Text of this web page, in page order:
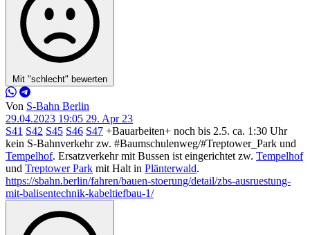
Mit "schlecht" bewerten
Von S-Bahn Berlin
29.04.2023 19:05 29. Apr 23
S41 S42 S45 S46 S47 +Bauarbeiten+ noch bis 2.5. ca. 1:30 Uhr
kein S-Bahnverkehr zw. #Baumschulenweg/#Treptower_Park und
Tempelhof. Ersatzverkehr mit Bussen ist eingerichtet zw. Tempelhof
und Treptower Park mit Halt in Plänterwald.
https://sbahn.berlin/fahren/bauen-stoerung/detail/zbs-ausruestung-
mit-balisentechnik-kabeltiefbau-1/